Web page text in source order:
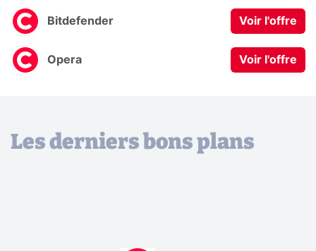
Bitdefender Voir l'offre
Opera Voir l'offre
Les derniers bons plans